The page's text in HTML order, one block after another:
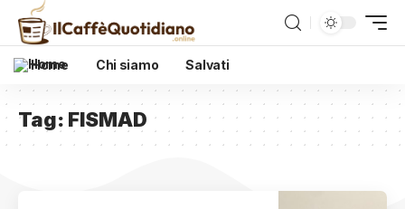
Home Chi siamo Salvati
Tag: FISMAD